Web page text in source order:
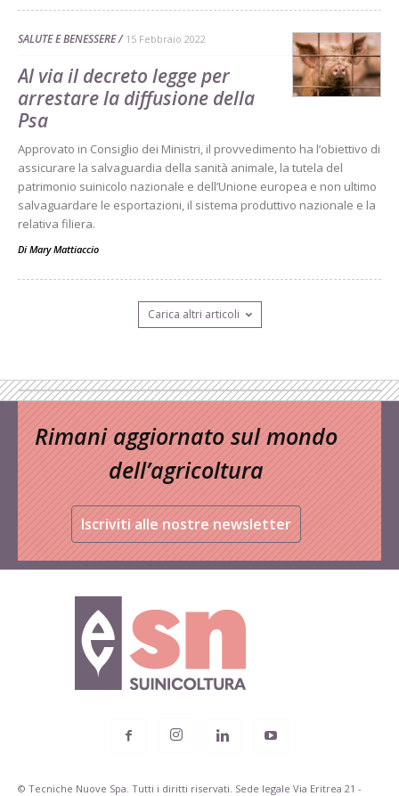
SALUTE E BENESSERE 15 Febbraio 2022
Al via il decreto legge per
arrestare la diffusione della
Psa
Approvato in Consiglio dei Ministri, il provvedimento ha l’obiettivo di
assicurare la salvaguardia della sanità animale, la tutela del
patrimonio suinicolo nazionale e dell’Unione europea e non ultimo
salvaguardare le esportazioni, il sistema produttivo nazionale e la
relativa filiera.
Di Mary Mattiaccio
Carica altri articoli
Rimani aggiornato sul mondo
dell’agricoltura
Iscriviti alle nostre newsletter
© Tecniche Nuove Spa. Tutti i diritti riservati. Sede legale Via Eritrea 21 -